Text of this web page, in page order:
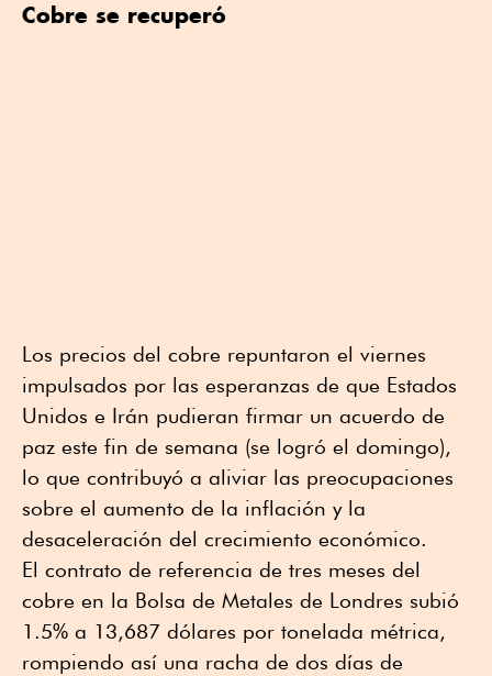
Cobre se recuperó
Los precios del cobre repuntaron el viernes
impulsados por las esperanzas de que Estados
Unidos e Irán pudieran firmar un acuerdo de
paz este fin de semana (se logró el domingo),
lo que contribuyó a aliviar las preocupaciones
sobre el aumento de la inflación y la
desaceleración del crecimiento económico.
El contrato de referencia de tres meses del
cobre en la Bolsa de Metales de Londres subió
1.5% a 13,687 dólares por tonelada métrica,
rompiendo así una racha de dos días de